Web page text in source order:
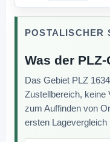
POSTALISCHER
Was der
Das Gebiet PLZ
Zustellbereich, keine
zum Auffinden von
ersten